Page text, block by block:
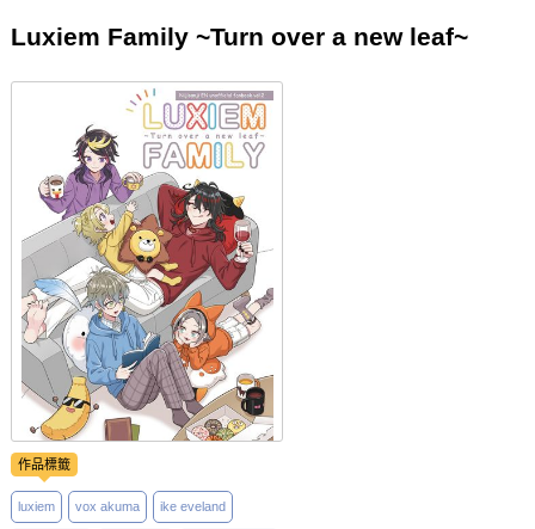
註冊會員
登入
Luxiem Family ~Turn over a new leaf~
作品標籤
luxiem vox akuma ike eveland